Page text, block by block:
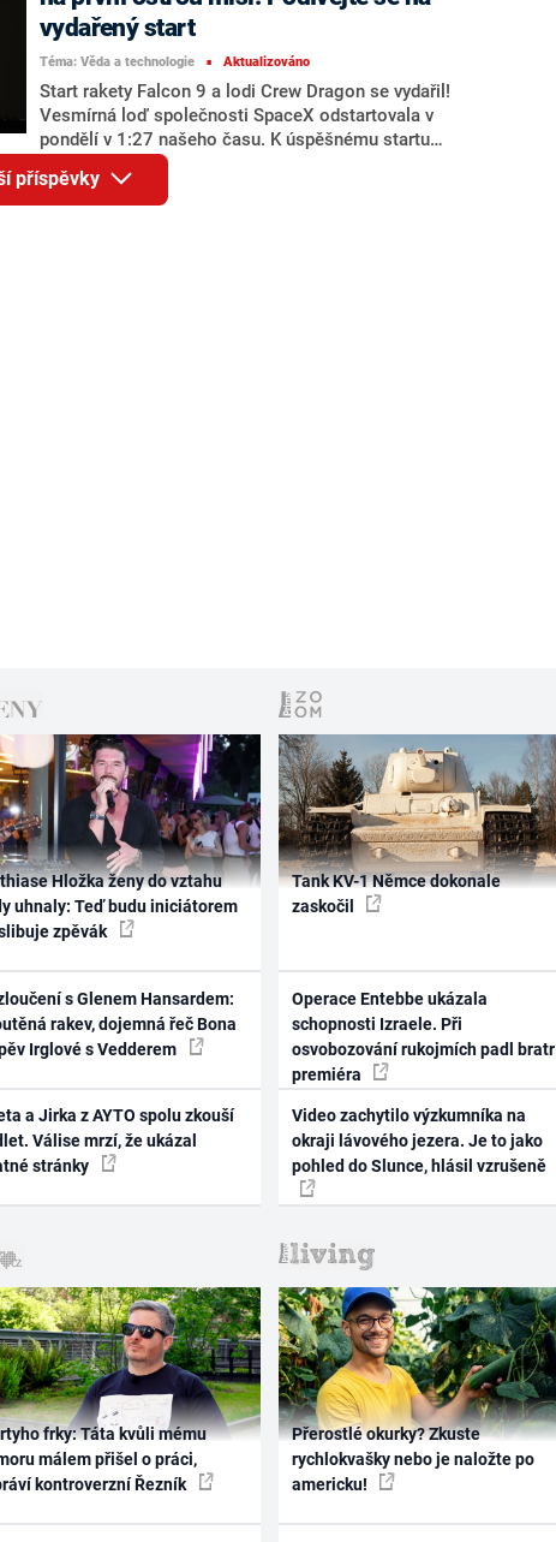
vydařený start
Téma: Věda a technologie ■ Aktualizováno
Start rakety Falcon 9 a lodi Crew Dragon se vydařil!
Vesmírná loď společnosti SpaceX odstartovala v
pondělí v 1:27 našeho času. K úspěšnému startu
pogratulovali Joe Biden i Donald Trump. Původně byl
termín naplánován na sobotní noc, ale Národní úřad
pro letectví a kosmonautiku (NASA) kvůli
příspěvky
Hložka ženy do vztahu
uhnaly: Teď budu iniciátorem
zpěvák
s Glenem Hansardem:
rakev, dojemná řeč Bona
Irglové s Vedderem
a Jirka z AYTO spolu zkouší
Válise mrzí, že ukázal
stránky
Tank KV-1 Němce dokonale
zaskočil
Operace Entebbe ukázala
schopnosti Izraele. Při
osvobozování rukojmích padl bratr
premiéra
Video zachytilo výzkumníka na
okraji lávového jezera. Je to jako
pohled do Slunce, hlásil vzrušeně
frky: Táta kvůli mému
málem přišel o práci,
kontroverzní Řezník
Přerostlé okurky? Zkuste
rychlokvašky nebo je naložte po
americku!